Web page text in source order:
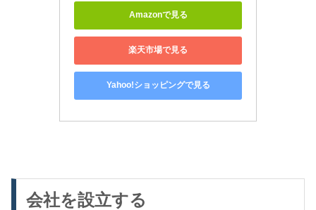
Amazonで見る
楽天市場で見る
Yahoo!ショッピングで見る
会社を設立する